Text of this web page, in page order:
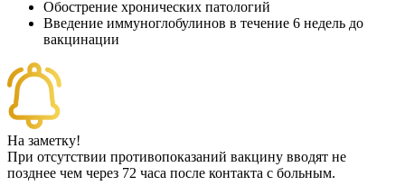
Обострение хронических патологий
Введение иммуноглобулинов в течение 6 недель до
вакцинации
На заметку!
При отсутствии противопоказаний вакцину вводят не
позднее чем через 72 часа после контакта с больным.